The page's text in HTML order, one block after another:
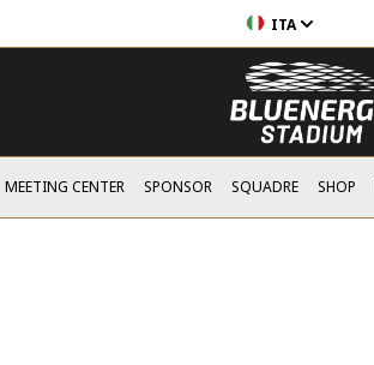
ITA
MEETING CENTER SPONSOR SQUADRE SHOP